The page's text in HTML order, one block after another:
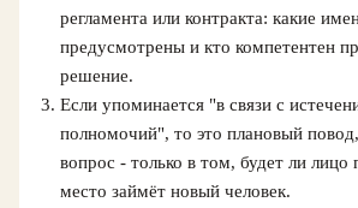
регламента или контракта: какие
предусмотрены и кто компетентен
решение.
Если упоминается "в связи с
полномочий", то это плановый
вопрос - только в том, будет ли лицо
место займёт новый человек.